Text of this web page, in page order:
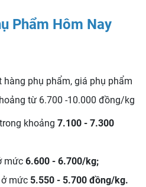
Phẩm Hôm Nay
phụ phẩm, giá phụ phẩm
từ 6.700 -10.000 đồng/kg
khoảng 7.100 - 7.300
mức 6.600 - 6.700/kg;
mức 5.550 - 5.700 đồng/kg.